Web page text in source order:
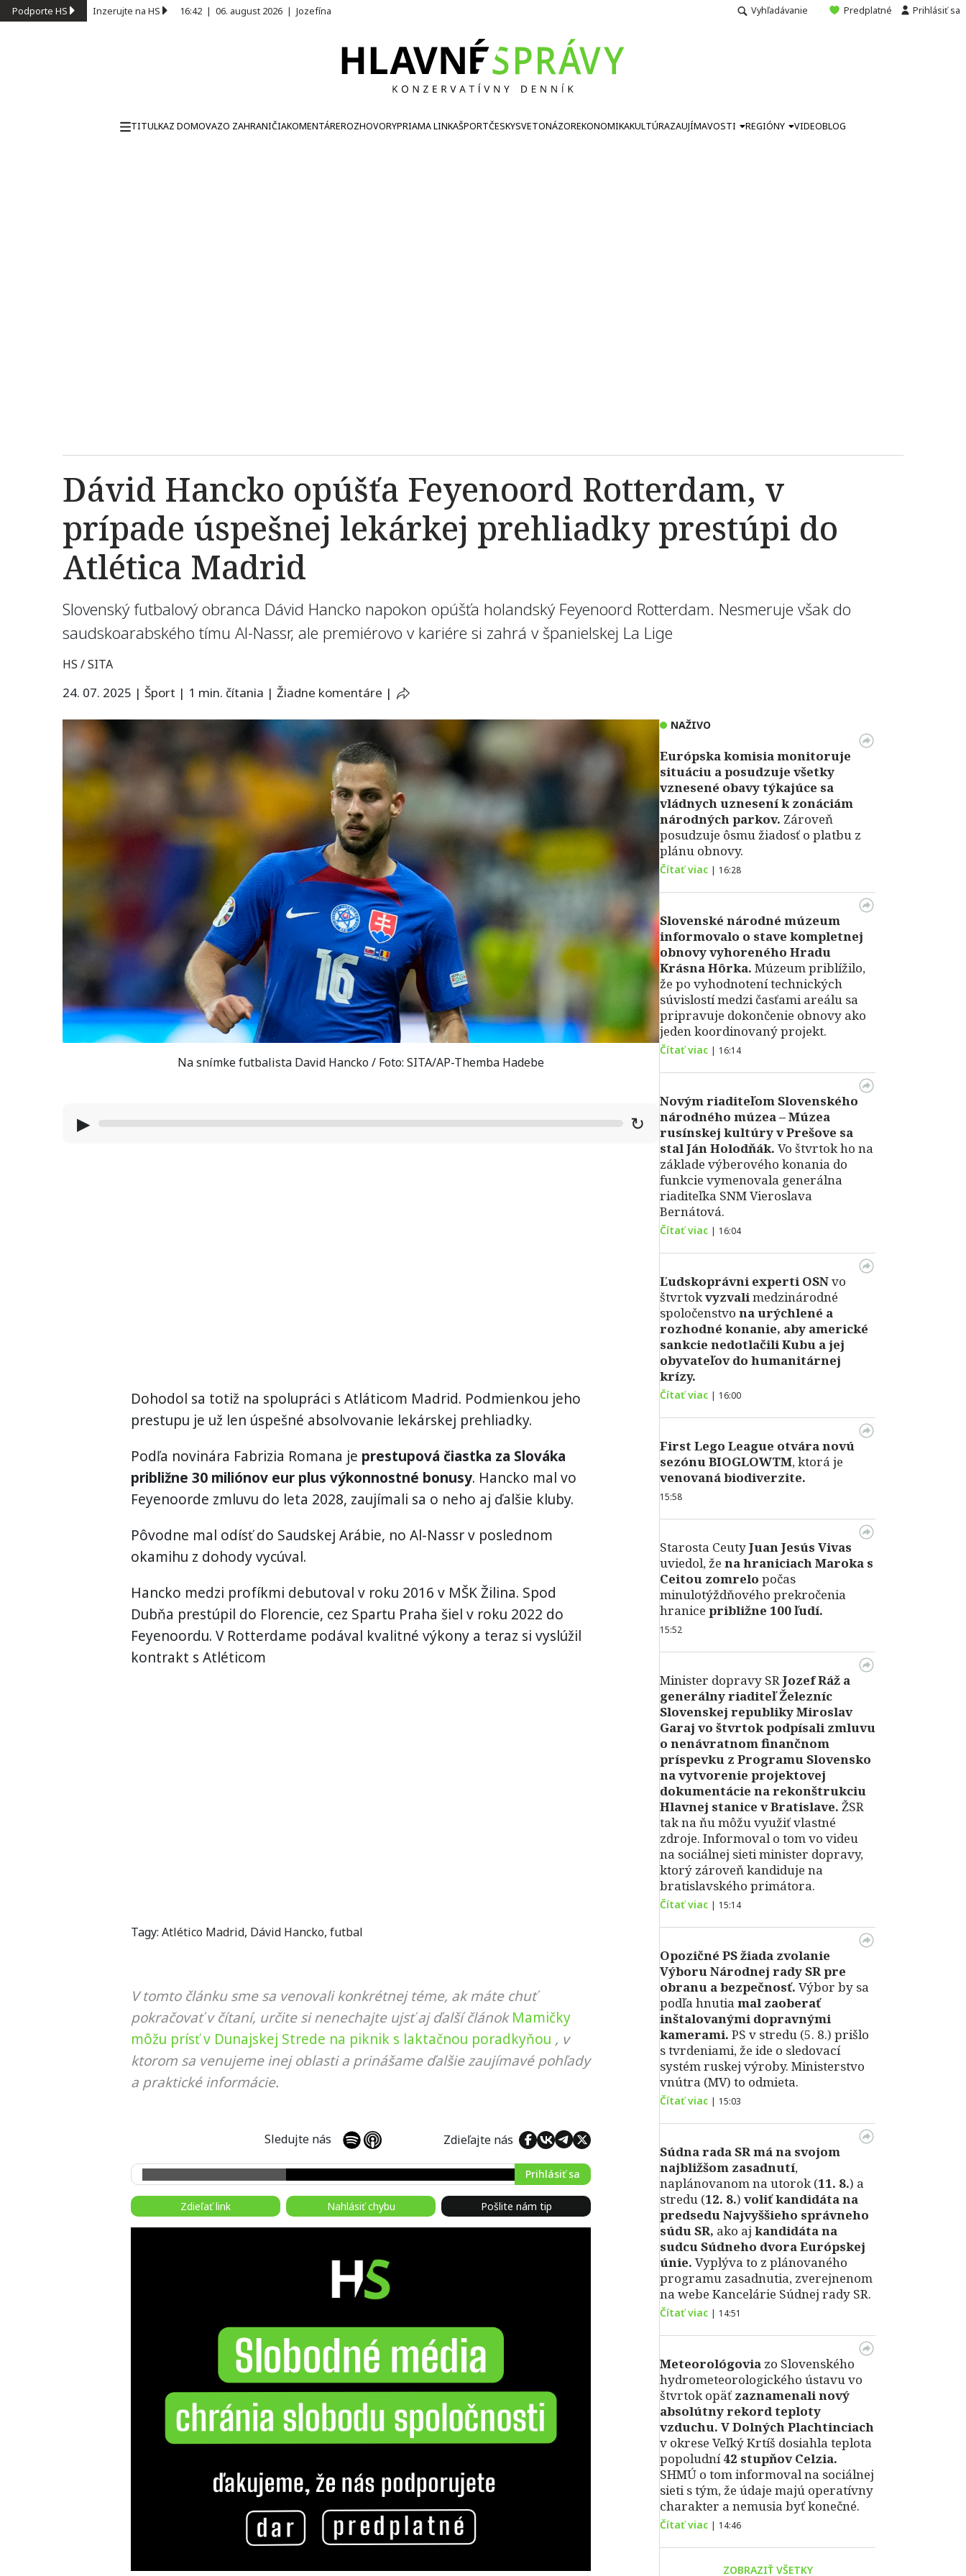
Podporte HS Inzerujte na HS 16:42 | 06. august 2026 | Jozefína Vyhľadávanie Predplatné Prihlásiť sa
TITULKAZ DOMOVAZO ZAHRANIČIAKOMENTÁREROZHOVORYPRIAMA LINKAŠPORTČESKYSVETONÁZOREKONOMIKAKULTÚRAZAUJÍMAVOSTI REGIÓNY VIDEOBLOG
Dávid Hancko opúšťa Feyenoord Rotterdam, v
prípade úspešnej lekárkej prehliadky prestúpi do
Atlética Madrid
Slovenský futbalový obranca Dávid Hancko napokon opúšťa holandský Feyenoord Rotterdam. Nesmeruje však do
saudskoarabského tímu Al-Nassr, ale premiérovo v kariére si zahrá v španielskej La Lige
HS / SITA
24. 07. 2025 | Šport | 1 min. čítania | Žiadne komentáre |
Na snímke futbalista David Hancko / Foto: SITA/AP-Themba Hadebe
▶ ↻
Dohodol sa totiž na spolupráci s Atláticom Madrid. Podmienkou jeho
prestupu je už len úspešné absolvovanie lekárskej prehliadky.
Podľa novinára Fabrizia Romana je prestupová čiastka za Slováka
približne 30 miliónov eur plus výkonnostné bonusy. Hancko mal vo
Feyenoorde zmluvu do leta 2028, zaujímali sa o neho aj ďalšie kluby.
Pôvodne mal odísť do Saudskej Arábie, no Al-Nassr v poslednom
okamihu z dohody vycúval.
Hancko medzi profíkmi debutoval v roku 2016 v MŠK Žilina. Spod
Dubňa prestúpil do Florencie, cez Spartu Praha šiel v roku 2022 do
Feyenoordu. V Rotterdame podával kvalitné výkony a teraz si vyslúžil
kontrakt s Atléticom
Tagy: Atlético Madrid, Dávid Hancko, futbal
V tomto článku sme sa venovali konkrétnej téme, ak máte chuť
pokračovať v čítaní, určite si nenechajte ujsť aj ďalší článok Mamičky
môžu prísť v Dunajskej Strede na piknik s laktačnou poradkyňou , v
ktorom sa venujeme inej oblasti a prinášame ďalšie zaujímavé pohľady
a praktické informácie.
Sledujte nás Zdieľajte nás
Prihlásiť sa
Zdieľať link Nahlásiť chybu Pošlite nám tip
NAŽIVO
Európska komisia monitoruje
situáciu a posudzuje všetky
vznesené obavy týkajúce sa
vládnych uznesení k zonáciám
národných parkov. Zároveň
posudzuje ôsmu žiadosť o platbu z
plánu obnovy.
Čítať viac | 16:28
Slovenské národné múzeum
informovalo o stave kompletnej
obnovy vyhoreného Hradu
Krásna Hôrka. Múzeum priblížilo,
že po vyhodnotení technických
súvislostí medzi časťami areálu sa
pripravuje dokončenie obnovy ako
jeden koordinovaný projekt.
Čítať viac | 16:14
Novým riaditeľom Slovenského
národného múzea – Múzea
rusínskej kultúry v Prešove sa
stal Ján Holodňák. Vo štvrtok ho na
základe výberového konania do
funkcie vymenovala generálna
riaditeľka SNM Vieroslava
Bernátová.
Čítať viac | 16:04
Ľudskoprávni experti OSNvo
štvrtokvyzvalimedzinárodné
spoločenstvo na urýchlené a
rozhodné konanie, aby americké
sankcie nedotlačili Kubu a jej
obyvateľov do humanitárnej
krízy.
Čítať viac | 16:00
First Lego League otvára novú
sezónu BIOGLOWTM, ktorá je
venovaná biodiverzite.
15:58
Starosta CeutyJuan Jesús Vivas
uviedol, že na hraniciach Maroka s
Ceitou zomrelo počas
minulotýždňového prekročenia
hranice približne 100 ľudí.
15:52
Minister dopravy SRJozef Ráž a
generálny riaditeľ Železníc
Slovenskej republiky Miroslav
Garaj vo štvrtok podpísali zmluvu
o nenávratnom finančnom
príspevku z Programu Slovensko
na vytvorenie projektovej
dokumentácie na rekonštrukciu
Hlavnej stanice v Bratislave. ŽSR
tak na ňu môžu využiť vlastné
zdroje. Informoval o tom vo videu
na sociálnej sieti minister dopravy,
ktorý zároveň kandiduje na
bratislavského primátora.
Čítať viac | 15:14
Opozičné PS žiada zvolanie
Výboru Národnej rady SR pre
obranu a bezpečnosť. Výbor by sa
podľa hnutia mal zaoberať
inštalovanými dopravnými
kamerami. PS v stredu (5. 8.) prišlo
s tvrdeniami, že ide o sledovací
systém ruskej výroby. Ministerstvo
vnútra (MV) to odmieta.
Čítať viac | 15:03
Súdna rada SR má na svojom
najbližšom zasadnutí,
naplánovanom na utorok (11. 8.) a
stredu (12. 8.) voliť kandidáta na
predsedu Najvyššieho správneho
súdu SR, ako aj kandidáta na
sudcu Súdneho dvora Európskej
únie. Vyplýva to z plánovaného
programu zasadnutia, zverejnenom
na webe Kancelárie Súdnej rady SR.
Čítať viac | 14:51
Meteorológovia zo Slovenského
hydrometeorologického ústavu vo
štvrtok opäťzaznamenali nový
absolútny rekord teploty
vzduchu. V Dolných Plachtinciach
v okrese Veľký Krtíš dosiahla teplota
popoludní42 stupňov Celzia.
SHMÚ o tom informoval na sociálnej
sieti s tým, že údaje majú operatívny
charakter a nemusia byť konečné.
Čítať viac | 14:46
ZOBRAZIŤ VŠETKY